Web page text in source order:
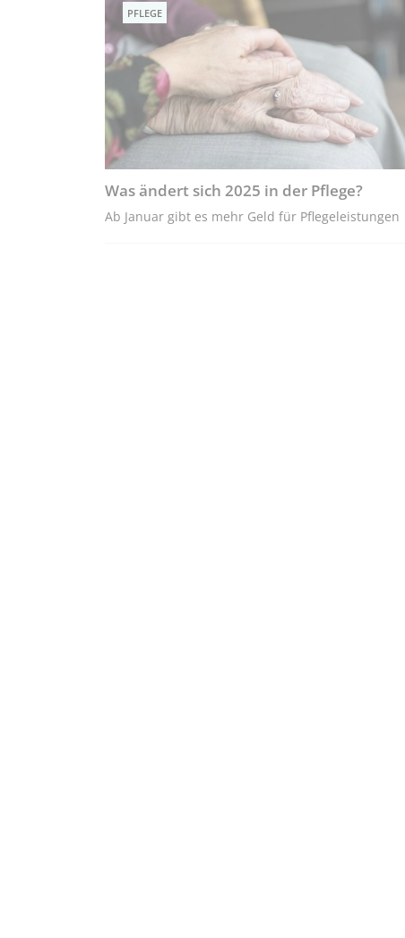
PFLEGE
Was ändert sich 2025 in der Pflege?
Ab Januar gibt es mehr Geld für Pflegeleistungen